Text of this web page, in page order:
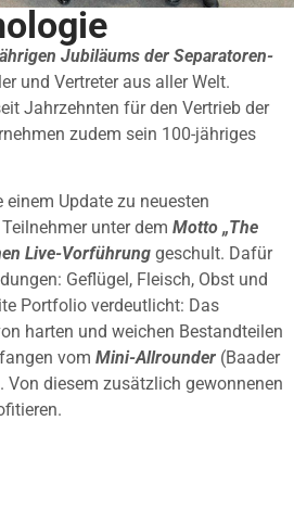
Jubiläums der Separatoren-
und Vertreter aus aller Welt.
Jahrzehnten für den Vertrieb der
zudem sein 100-jähriges
Update zu neuesten
unter dem Motto „The
Live-Vorführung geschult. Dafür
Geflügel, Fleisch, Obst und
Portfolio verdeutlicht: Das
harten und weichen Bestandteilen
vom Mini-Allrounder (Baader
. Von diesem zusätzlich gewonnenen